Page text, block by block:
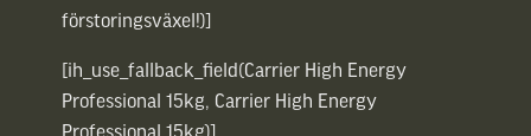
förstoringsväxel!)]
[ih_use_fallback_field(Carrier High Energy
Professional 15kg, Carrier High Energy
Professional 15kg)]